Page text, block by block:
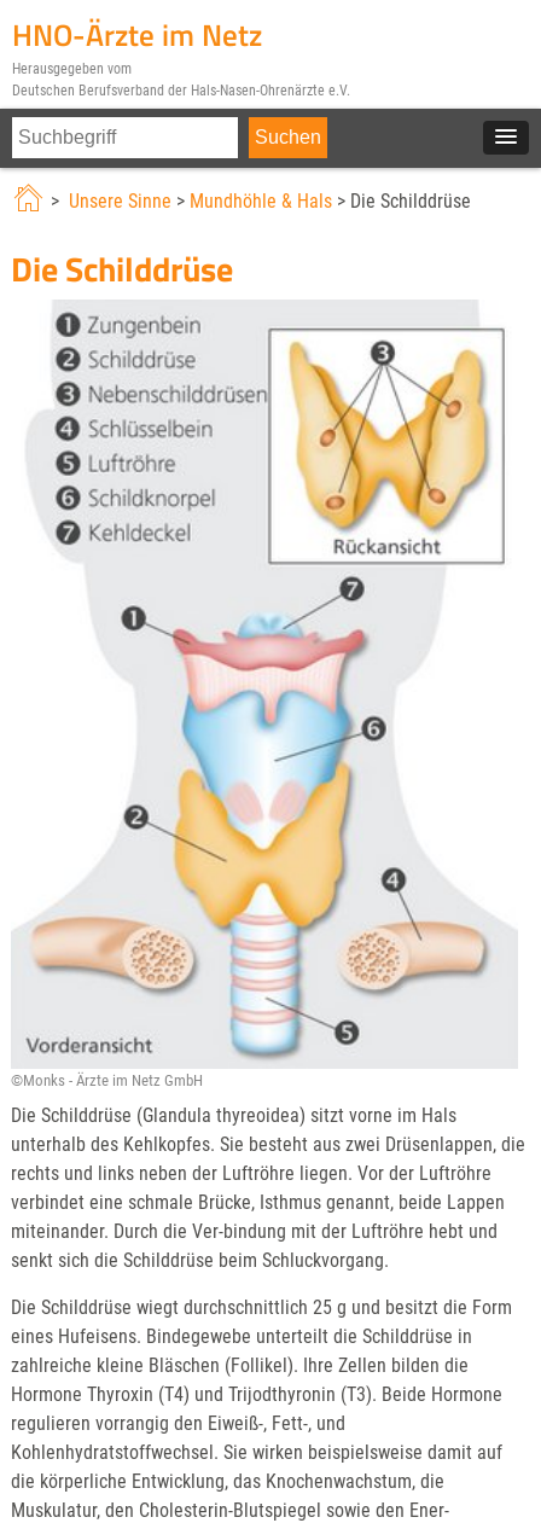
HNO-Ärzte im Netz
Herausgegeben vom
Deutschen Berufsverband der Hals-Nasen-Ohrenärzte e.V.
> Unsere Sinne > Mundhöhle & Hals> Die Schilddrüse
Die Schilddrüse
©Monks - Ärzte im Netz GmbH
Die Schilddrüse (Glandula thyreoidea) sitzt vorne im Hals
unterhalb des Kehlkopfes. Sie besteht aus zwei Drüsenlappen, die
rechts und links neben der Luftröhre liegen. Vor der Luftröhre
verbindet eine schmale Brücke, Isthmus genannt, beide Lappen
miteinander. Durch die Ver-bindung mit der Luftröhre hebt und
senkt sich die Schilddrüse beim Schluckvorgang.
Die Schilddrüse wiegt durchschnittlich 25 g und besitzt die Form
eines Hufeisens. Bindegewebe unterteilt die Schilddrüse in
zahlreiche kleine Bläschen (Follikel). Ihre Zellen bilden die
Hormone Thyroxin (T4) und Trijodthyronin (T3). Beide Hormone
regulieren vorrangig den Eiweiß-, Fett-, und
Kohlenhydratstoffwechsel. Sie wirken beispielsweise damit auf
die körperliche Entwicklung, das Knochenwachstum, die
Muskulatur, den Cholesterin-Blutspiegel sowie den Ener-